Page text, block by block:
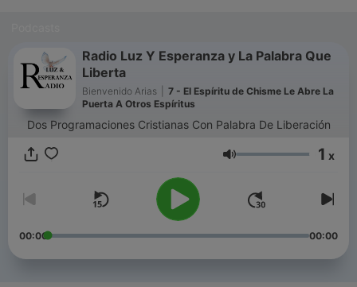
Radio Luz Y Esperanza y La Palabra Que
Liberta
Bienvenido Arias
7 - El Espíritu de Chisme Le Abre La
Puerta A Otros Espíritus
Dos Programaciones Cristianas Con Palabra De Liberación
Volumen 1 x
00:00 00:00